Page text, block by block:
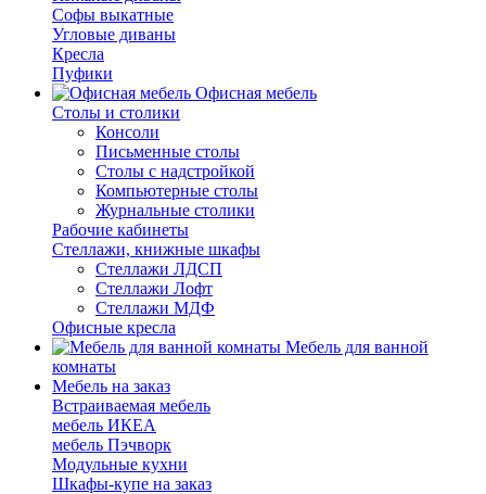
Софы выкатные
Угловые диваны
Кресла
Пуфики
Офисная мебель
Столы и столики
Консоли
Письменные столы
Столы с надстройкой
Компьютерные столы
Журнальные столики
Рабочие кабинеты
Стеллажи, книжные шкафы
Стеллажи ЛДСП
Стеллажи Лофт
Стеллажи МДФ
Офисные кресла
Мебель для ванной
комнаты
Мебель на заказ
Встраиваемая мебель
мебель ИКЕА
мебель Пэчворк
Модульные кухни
Шкафы-купе на заказ